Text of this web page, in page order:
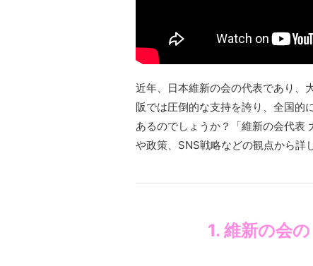
近年、日本維新の会の代表であり、
阪では圧倒的な支持を誇り、全国的
あるのでしょうか？「維新の会代表
や政策、SNS戦略などの観点から詳
1. 維新の会